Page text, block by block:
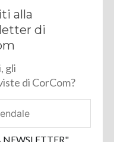
alla
di
gli
di CorCom?